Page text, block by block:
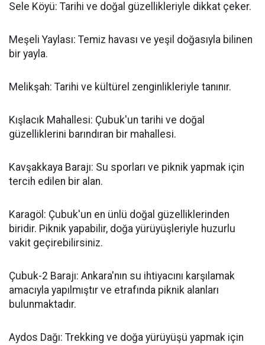
Sele Köyü: Tarihi ve doğal güzellikleriyle dikkat çeker.
Meşeli Yaylası: Temiz havası ve yeşil doğasıyla bilinen
bir yayla.
Melikşah: Tarihi ve kültürel zenginlikleriyle tanınır.
Kışlacık Mahallesi: Çubuk'un tarihi ve doğal
güzelliklerini barındıran bir mahallesi.
Kavşakkaya Barajı: Su sporları ve piknik yapmak için
tercih edilen bir alan.
Karagöl: Çubuk'un en ünlü doğal güzelliklerinden
biridir. Piknik yapabilir, doğa yürüyüşleriyle huzurlu
vakit geçirebilirsiniz.
Çubuk-2 Barajı: Ankara'nın su ihtiyacını karşılamak
amacıyla yapılmıştır ve etrafında piknik alanları
bulunmaktadır.
Aydos Dağı: Trekking ve doğa yürüyüşü yapmak için